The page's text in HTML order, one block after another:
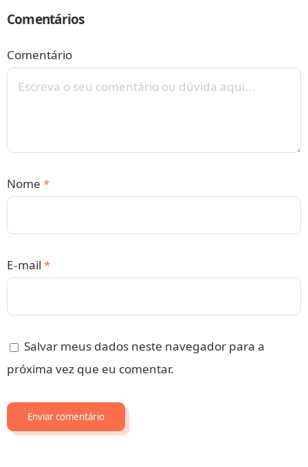
Comentários
Comentário
Nome *
E-mail *
Salvar meus dados neste navegador para a
próxima vez que eu comentar.